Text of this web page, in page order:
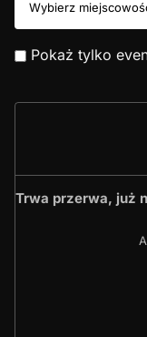
Pokaż tylko
Trwa przerwa, już